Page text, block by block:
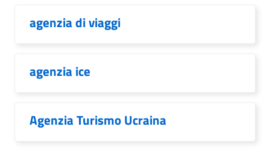
agenzia di viaggi
agenzia ice
Agenzia Turismo Ucraina